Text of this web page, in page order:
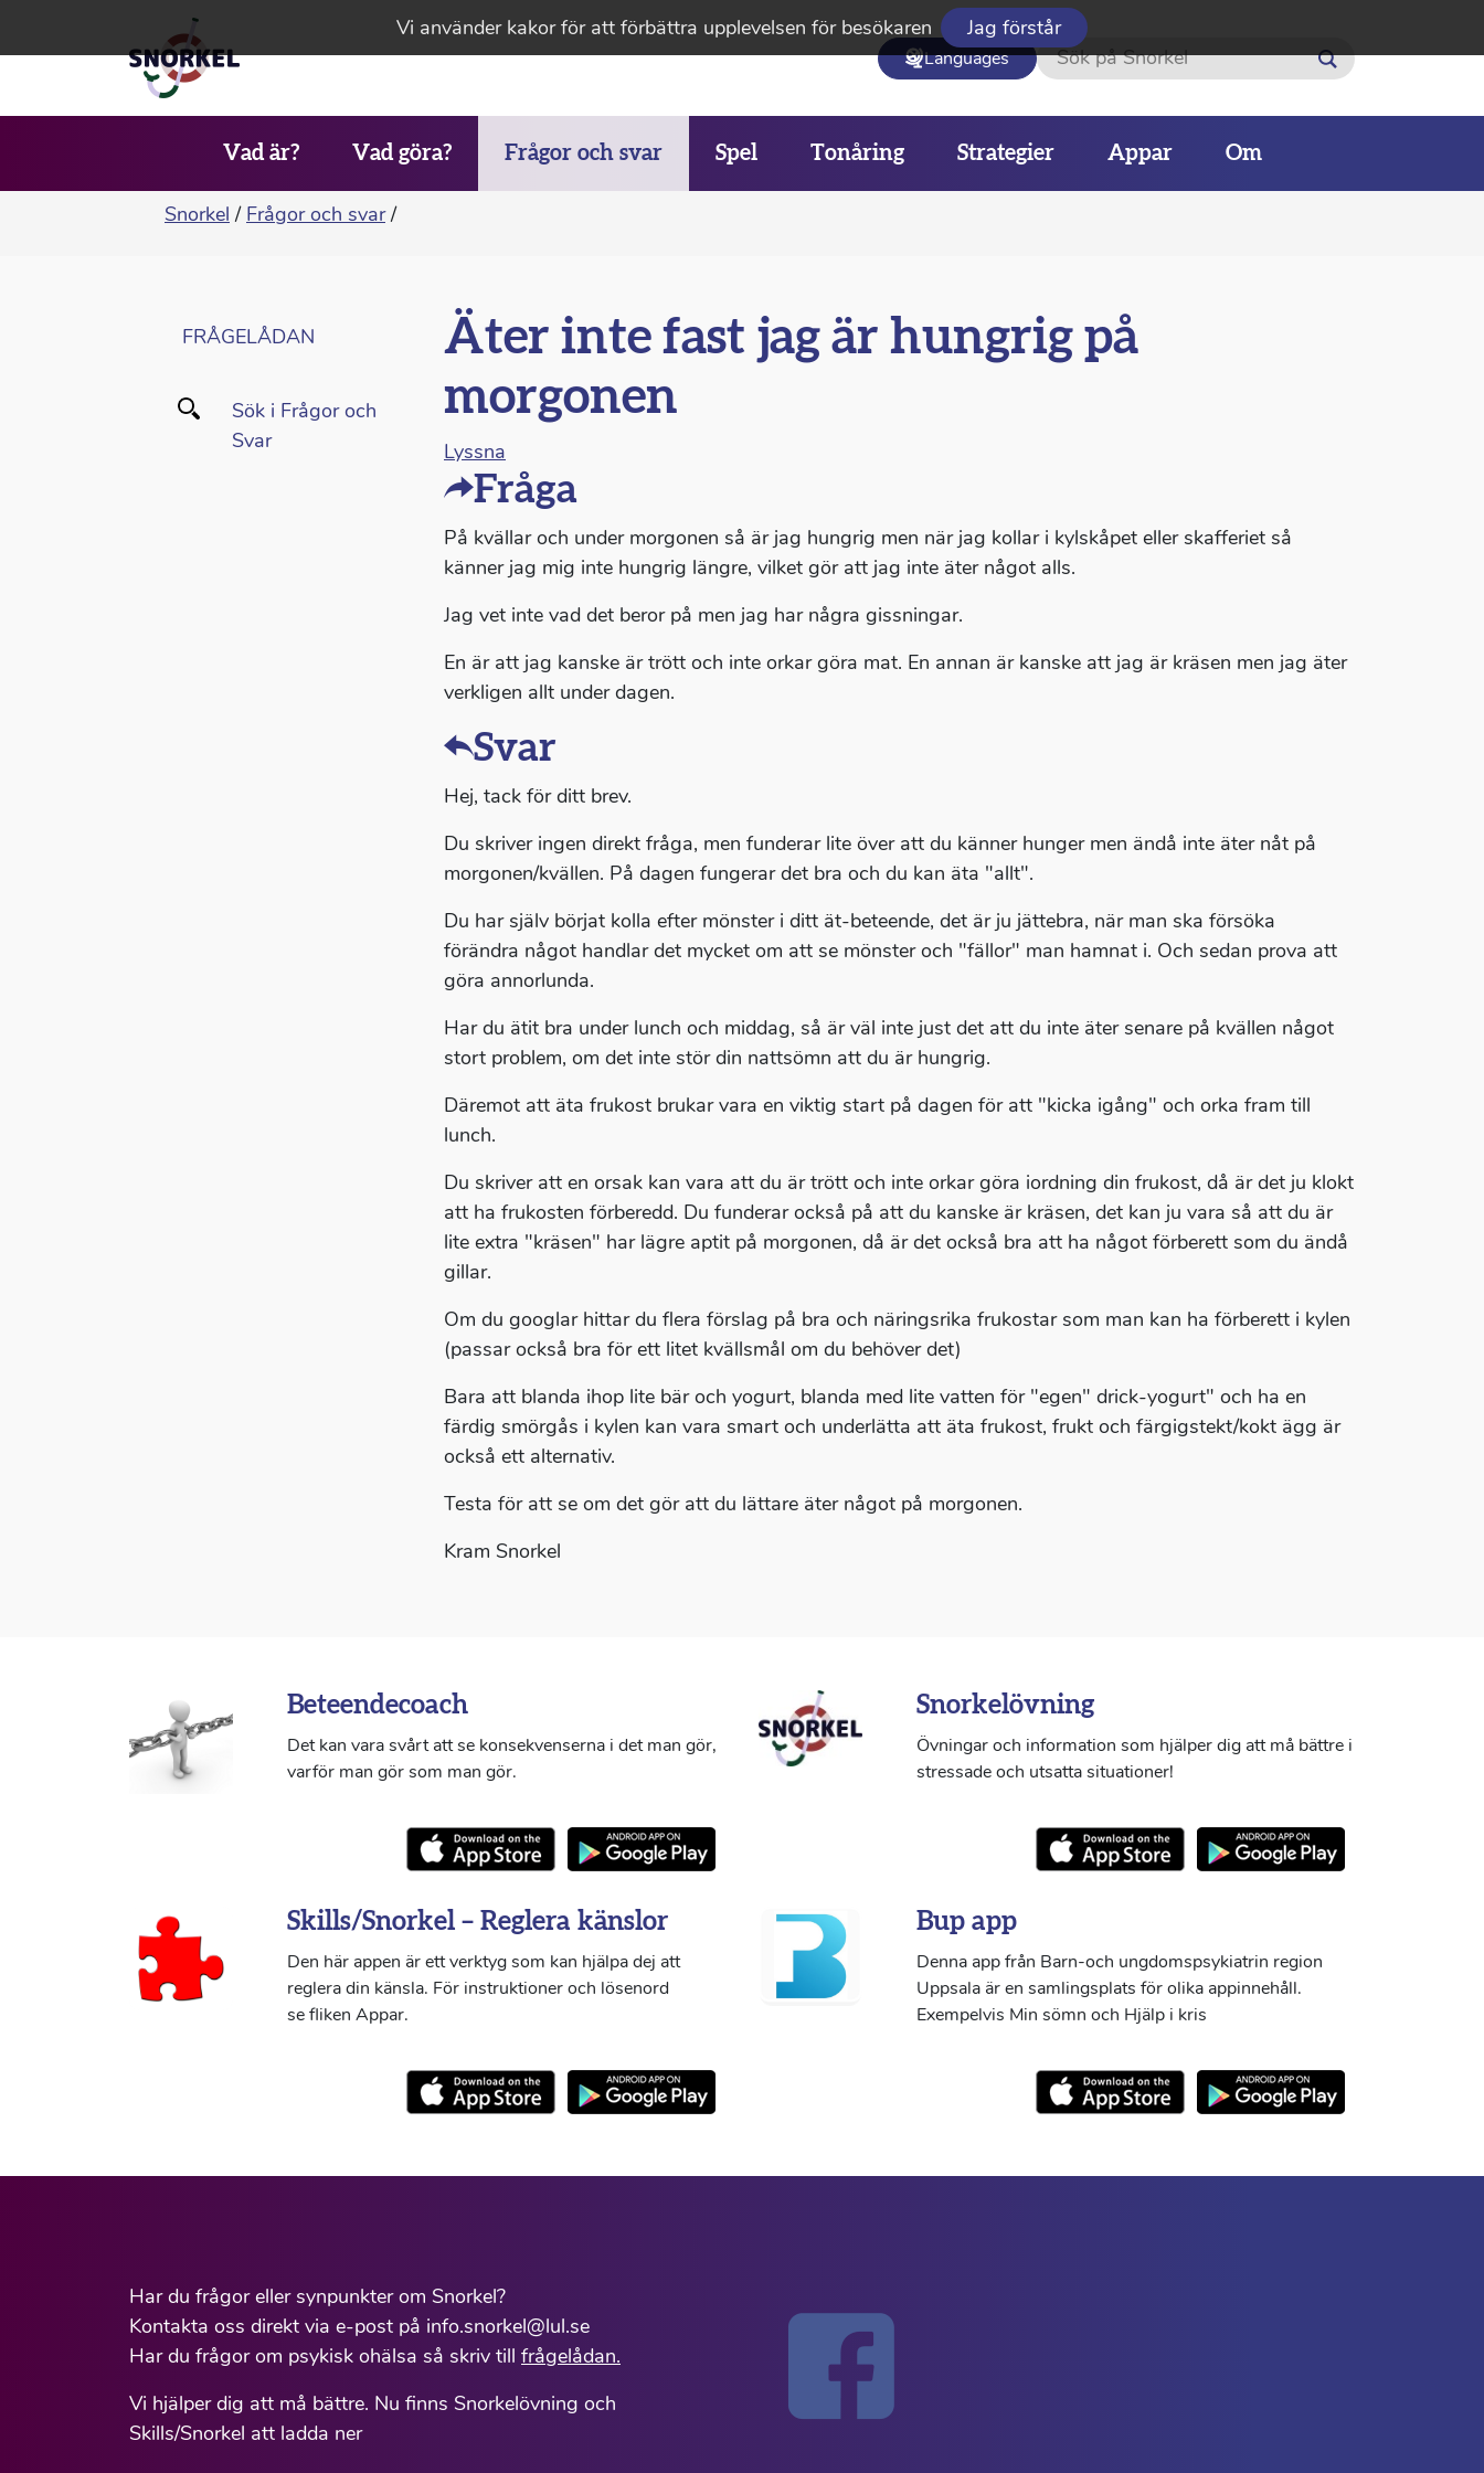
Vi använder kakor för att förbättra upplevelsen för besökaren Jag förstår
Languages Sök
Vad är? Vad göra? Frågor och svar Spel Tonåring Strategier Appar Om
Snorkel / Frågor och svar /
FRÅGELÅDAN
Sök i Frågor och
Svar
Äter inte fast jag är hungrig på
morgonen
Lyssna
Fråga
På kvällar och under morgonen så är jag hungrig men när jag kollar i kylskåpet eller skafferiet så
känner jag mig inte hungrig längre, vilket gör att jag inte äter något alls.
Jag vet inte vad det beror på men jag har några gissningar.
En är att jag kanske är trött och inte orkar göra mat. En annan är kanske att jag är kräsen men jag äter
verkligen allt under dagen.
Svar
Hej, tack för ditt brev.
Du skriver ingen direkt fråga, men funderar lite över att du känner hunger men ändå inte äter nåt på
morgonen/kvällen. På dagen fungerar det bra och du kan äta "allt".
Du har själv börjat kolla efter mönster i ditt ät-beteende, det är ju jättebra, när man ska försöka
förändra något handlar det mycket om att se mönster och "fällor" man hamnat i. Och sedan prova att
göra annorlunda.
Har du ätit bra under lunch och middag, så är väl inte just det att du inte äter senare på kvällen något
stort problem, om det inte stör din nattsömn att du är hungrig.
Däremot att äta frukost brukar vara en viktig start på dagen för att "kicka igång" och orka fram till
lunch.
Du skriver att en orsak kan vara att du är trött och inte orkar göra iordning din frukost, då är det ju klokt
att ha frukosten förberedd. Du funderar också på att du kanske är kräsen, det kan ju vara så att du är
lite extra "kräsen" har lägre aptit på morgonen, då är det också bra att ha något förberett som du ändå
gillar.
Om du googlar hittar du flera förslag på bra och näringsrika frukostar som man kan ha förberett i kylen
(passar också bra för ett litet kvällsmål om du behöver det)
Bara att blanda ihop lite bär och yogurt, blanda med lite vatten för "egen" drick-yogurt" och ha en
färdig smörgås i kylen kan vara smart och underlätta att äta frukost, frukt och färgigstekt/kokt ägg är
också ett alternativ.
Testa för att se om det gör att du lättare äter något på morgonen.
Kram Snorkel
Beteendecoach
Det kan vara svårt att se konsekvenserna i det man gör,
varför man gör som man gör.
Snorkelövning
Övningar och information som hjälper dig att må bättre i
stressade och utsatta situationer!
Skills/Snorkel – Reglera känslor
Den här appen är ett verktyg som kan hjälpa dej att
reglera din känsla. För instruktioner och lösenord
se fliken Appar.
Bup app
Denna app från Barn-och ungdomspsykiatrin region
Uppsala är en samlingsplats för olika appinnehåll.
Exempelvis Min sömn och Hjälp i kris
Har du frågor eller synpunkter om Snorkel?
Kontakta oss direkt via e-post på info.snorkel@lul.se
Har du frågor om psykisk ohälsa så skriv till frågelådan.
Vi hjälper dig att må bättre. Nu finns Snorkelövning och
Skills/Snorkel att ladda ner